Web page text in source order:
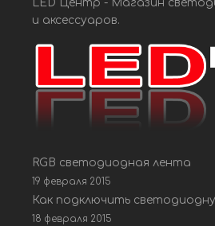
LED Центр - Магазин
и аксессуаров.
RGB светодиодная лента
19 февраля 2015
Как подключить
18 февраля 2015